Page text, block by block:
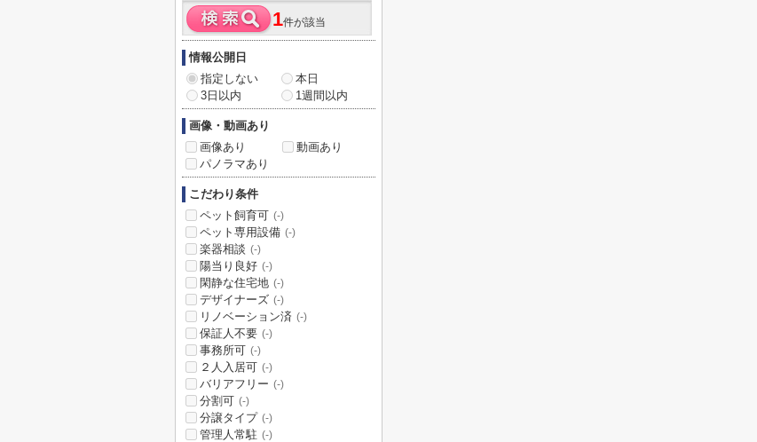
1件が該当
情報公開日
指定しない
本日
3日以内
1週間以内
画像・動画あり
画像あり
動画あり
パノラマあり
こだわり条件
ペット飼育可 (-)
ペット専用設備 (-)
楽器相談 (-)
陽当り良好 (-)
閑静な住宅地 (-)
デザイナーズ (-)
リノベーション済 (-)
保証人不要 (-)
事務所可 (-)
２人入居可 (-)
バリアフリー (-)
分割可 (-)
分譲タイプ (-)
管理人常駐 (-)